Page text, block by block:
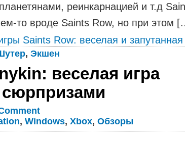
реинкарнацией и т.д
то вроде Saints Row, но при этом
Saints Row: веселая и запутанная
,Экшен
веселая игра
,Windows,Xbox,Обзоры